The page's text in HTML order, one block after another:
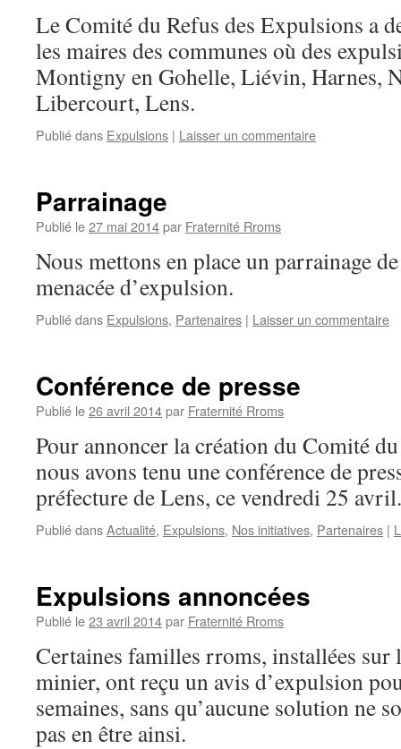
Le Comité du Refus des Expulsions a
les maires des communes où des
Montigny en Gohelle, Liévin, Harnes,
Libercourt, Lens.
Publié dans Expulsions | Laisser un commentaire
Parrainage
Publié le27 mai 2014par Fraternité Rroms
Nous mettons en place un parrainage
menacée d’expulsion.
Publié dans Expulsions, Partenaires | Laisser un commentaire
Conférence de presse
Publié le26 avril 2014par Fraternité Rroms
Pour annoncer la création du Comité
nous avons tenu une conférence de
préfecture de Lens, ce vendredi 25 avril.
Publié dansActualité, Expulsions, Nos initiatives, Partenaires |
Expulsions annoncées
Publié le23 avril 2014par Fraternité Rroms
Certaines familles rroms, installées
minier, ont reçu un avis d’expulsion
semaines, sans qu’aucune solution ne
pas en être ainsi.